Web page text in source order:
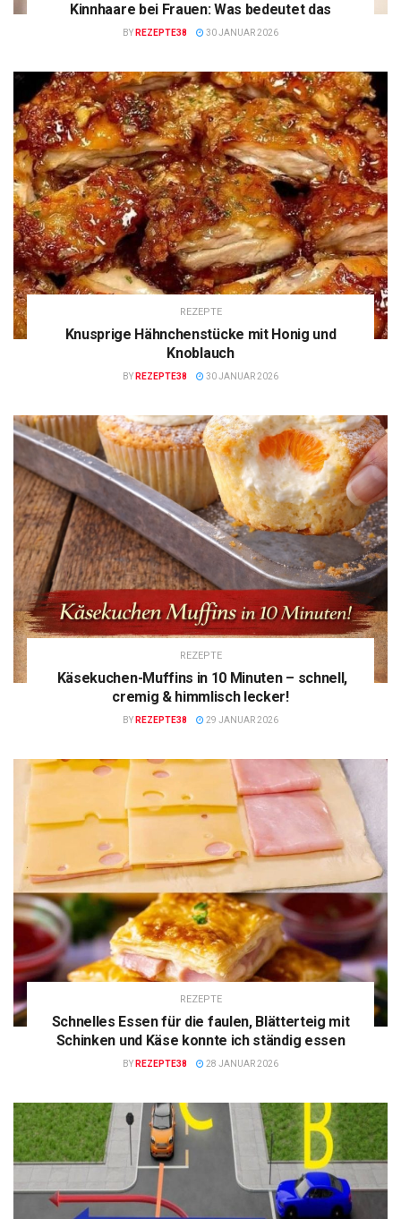
Kinnhaare bei Frauen: Was bedeutet das
BY REZEPTE38 30 JANUAR 2026
REZEPTE
Knusprige Hähnchenstücke mit Honig und
Knoblauch
BY REZEPTE38 30 JANUAR 2026
REZEPTE
Käsekuchen-Muffins in 10 Minuten – schnell,
cremig & himmlisch lecker!
BY REZEPTE38 29 JANUAR 2026
REZEPTE
Schnelles Essen für die faulen, Blätterteig mit
Schinken und Käse konnte ich ständig essen
BY REZEPTE38 28 JANUAR 2026